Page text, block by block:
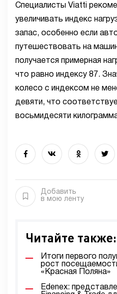
Специалисты Viatti
увеличивать индекс
запас, особенно если
путешествовать на
получается примерная
что равно индексу 87.
колесо с индексом не
девяти, что
восьмидесяти
Добавить
в мою ленту
Читайте также:
Итоги первого
рост
«Красная Поляна»
Edenex: